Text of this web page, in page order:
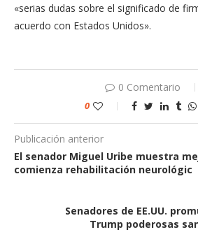
«serias dudas sobre el significado de
acuerdo con Estados Unidos».
0 Comentario
0
Publicación anterior
El senador Miguel Uribe muestra
comienza rehabilitación neurológic
Senadores de EE.UU.
Trump poderosas